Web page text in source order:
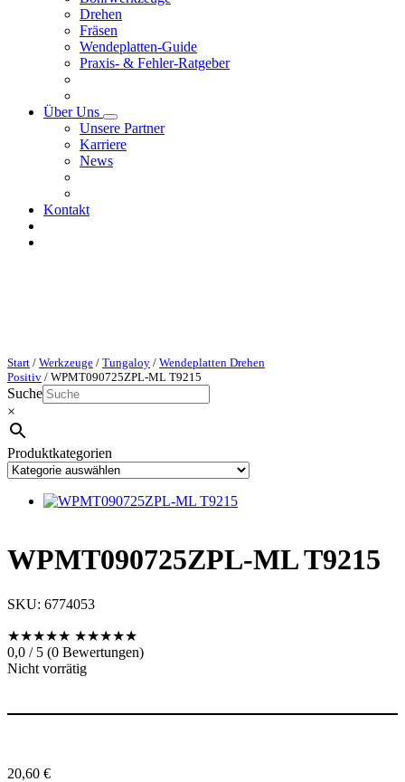
Drehen
Fräsen
Wendeplatten-Guide
Praxis- & Fehler-Ratgeber
Über Uns
Unsere Partner
Karriere
News
Kontakt
Start / Werkzeuge / Tungaloy / Wendeplatten Drehen
Positiv / WPMT090725ZPL-ML T9215
Suche
×
Produktkategorien
WPMT090725ZPL-ML T9215
SKU: 6774053
★★★★★ ★★★★★
0,0 / 5 (0 Bewertungen)
Nicht vorrätig
20,60 €